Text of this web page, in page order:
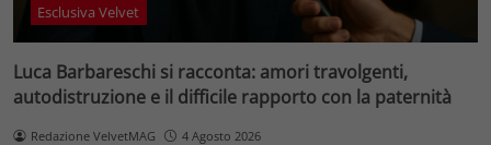
Esclusiva Velvet
Luca Barbareschi si racconta: amori travolgenti,
autodistruzione e il difficile rapporto con la paternità
Redazione VelvetMAG 4 Agosto 2026